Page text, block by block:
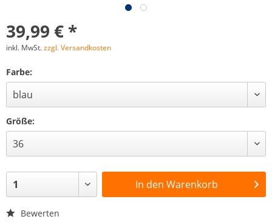
39,99 € *
inkl. MwSt.zzgl. Versandkosten
Farbe:
Größe:
In den Warenkorb
Bewerten